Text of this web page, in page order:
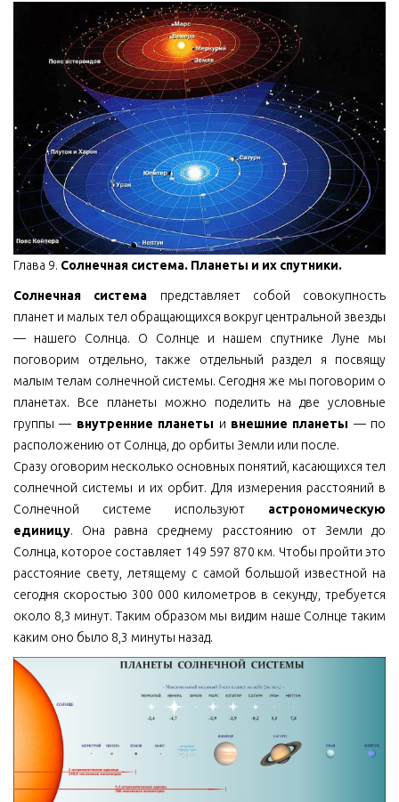
Глава 9. Солнечная система. Планеты и их спутники.
Солнечная система представляет собой совокупность
планет и малых тел обращающихся вокруг центральной звезды
— нашего Солнца. О Солнце и нашем спутнике Луне мы
поговорим отдельно, также отдельный раздел я посвящу
малым телам солнечной системы. Сегодня же мы поговорим о
планетах. Все планеты можно поделить на две условные
группы — внутренние планеты и внешние планеты — по
расположению от Солнца, до орбиты Земли или после.
Сразу оговорим несколько основных понятий, касающихся тел
солнечной системы и их орбит. Для измерения расстояний в
Солнечной системе используют астрономическую
единицу. Она равна среднему расстоянию от Земли до
Солнца, которое составляет 149 597 870 км. Чтобы пройти это
расстояние свету, летящему с самой большой известной на
сегодня скоростью 300 000 километров в секунду, требуется
около 8,3 минут. Таким образом мы видим наше Солнце таким
каким оно было 8,3 минуты назад.